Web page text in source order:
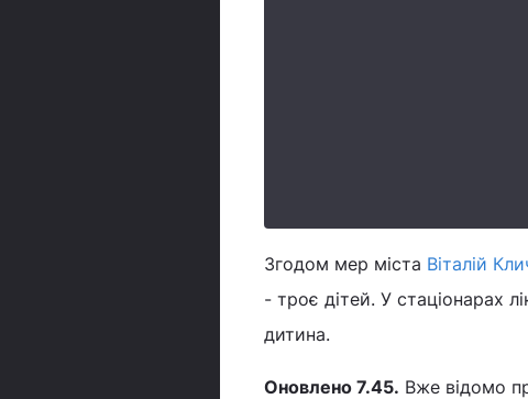
Згодом мер міста Віталій
- троє дітей. У стаціонарах
дитина.
Оновлено 7.45. Вже відомо